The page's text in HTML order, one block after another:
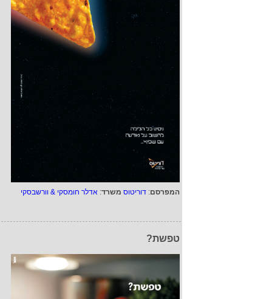
המפרסם: דוריטוס משרד: אדלר חומסקי & וורשבסקי
טפשת?